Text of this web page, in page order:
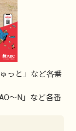
っと」など各番
～N」など各番